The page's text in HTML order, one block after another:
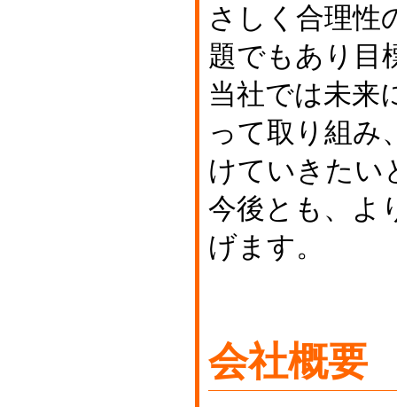
さしく合理性
題でもあり目
当社では未来
って取り組み
けていきたい
今後とも、よ
げます。
会社概要